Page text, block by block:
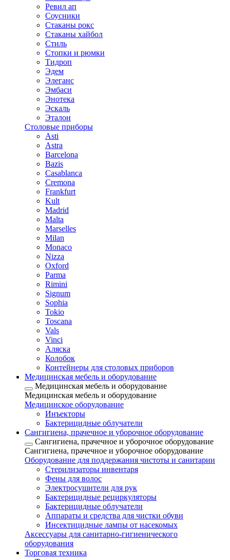
Ревил ап
Соусники
Стаканы рокс
Стаканы хайбол
Стиль
Стопки и рюмки
Тидроп
Эдем
Элеганс
Эмбаси
Энотека
Эскаль
Эталон
Столовые приборы
Asti
Astra
Barcelona
Bazis
Casablanca
Cremona
Frankfurt
Kult
Madrid
Malta
Marselles
Milan
Monaco
Nizza
Oxford
Parma
Rimini
Signum
Sophia
Tokio
Toscana
Vals
Vinci
Аляска
Колобок
Контейнеры для столовых приборов
Медицинская мебель и оборудование
Медицинская мебель и оборудование
Медицинская мебель и оборудование
Медицинское оборудование
Инъекторы
Бактерицидные облучатели
Сангигиена, прачечное и уборочное оборудование
Сангигиена, прачечное и уборочное оборудование
Сангигиена, прачечное и уборочное оборудование
Оборудование для поддержания чистоты и санитарии
Стерилизаторы инвентаря
Фены для волос
Электросушители для рук
Бактерицидные рециркуляторы
Бактерицидные облучатели
Аппараты и средства для чистки обуви
Инсектицидные лампы от насекомых
Аксессуары для санитарно-гигиенического
оборудования
Торговая техника